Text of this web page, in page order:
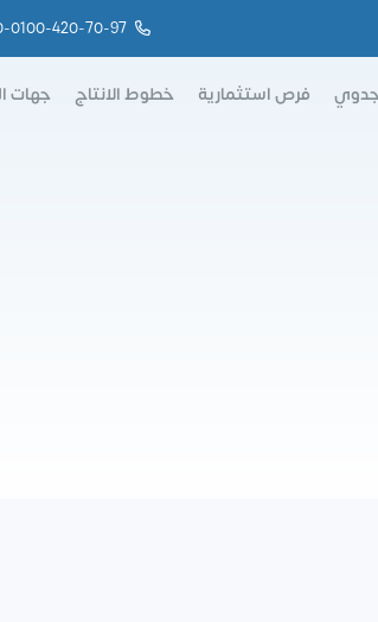
0100-420-70-97
فرص استثمارية خطوط الانتاج جهات